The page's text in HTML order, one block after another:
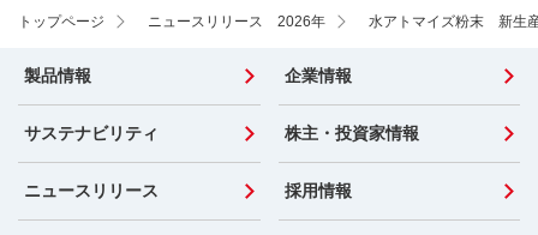
トップページ ニュースリリース 2026年 水アトマイズ粉末 新生
製品情報 企業情報
サステナビリティ 株主・投資家情報
ニュースリリース 採用情報